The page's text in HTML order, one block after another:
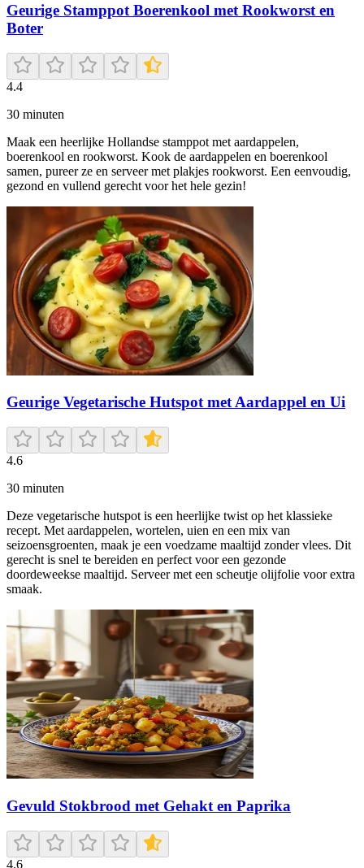
Geurige Stamppot Boerenkool met Rookworst en
Boter
4.4
30 minuten
Maak een heerlijke Hollandse stamppot met aardappelen,
boerenkool en rookworst. Kook de aardappelen en boerenkool
samen, pureer ze en serveer met plakjes rookworst. Een eenvoudig,
gezond en vullend gerecht voor het hele gezin!
Geurige Vegetarische Hutspot met Aardappel en Ui
4.6
30 minuten
Deze vegetarische hutspot is een heerlijke twist op het klassieke
recept. Met aardappelen, wortelen, uien en een mix van
seizoensgroenten, maak je een voedzame maaltijd zonder vlees. Dit
gerecht is snel te bereiden en perfect voor een gezonde
doordeweekse maaltijd. Serveer met een scheutje olijfolie voor extra
smaak.
Gevuld Stokbrood met Gehakt en Paprika
4.6